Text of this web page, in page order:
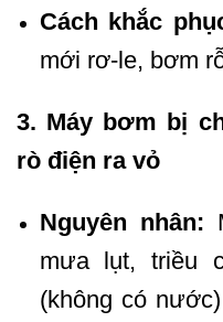
Cách khắc
mới rơ-le, bơm
3. Máy bơm bị
rò điện ra vỏ
Nguyên nhân:
mưa lụt, triều
(không có